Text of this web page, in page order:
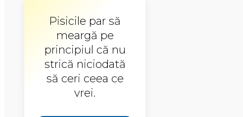
Pisicile par să
meargă pe
principiul că nu
strică niciodată
să ceri ceea ce
vrei.